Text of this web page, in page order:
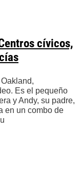
cívicos,
Es el pequeño
y Andy, su padre,
en un combo de